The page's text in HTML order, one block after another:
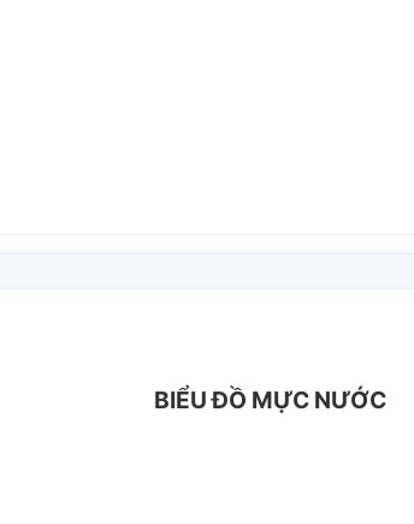
BIỂU ĐỒ MỰC NƯỚC